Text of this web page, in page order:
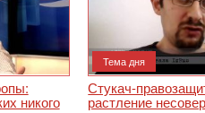
никого
Тема дня
Стукач-
растление